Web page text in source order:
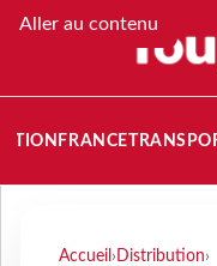
Aller au contenu
FRANCE
Accueil › Distribution›